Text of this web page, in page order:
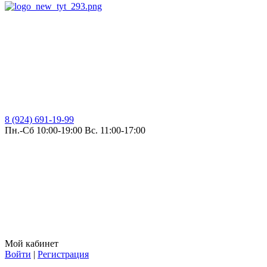
8 (924) 691-19-99
Пн.-Сб 10:00-19:00 Вс. 11:00-17:00
Мой кабинет
Войти | Регистрация